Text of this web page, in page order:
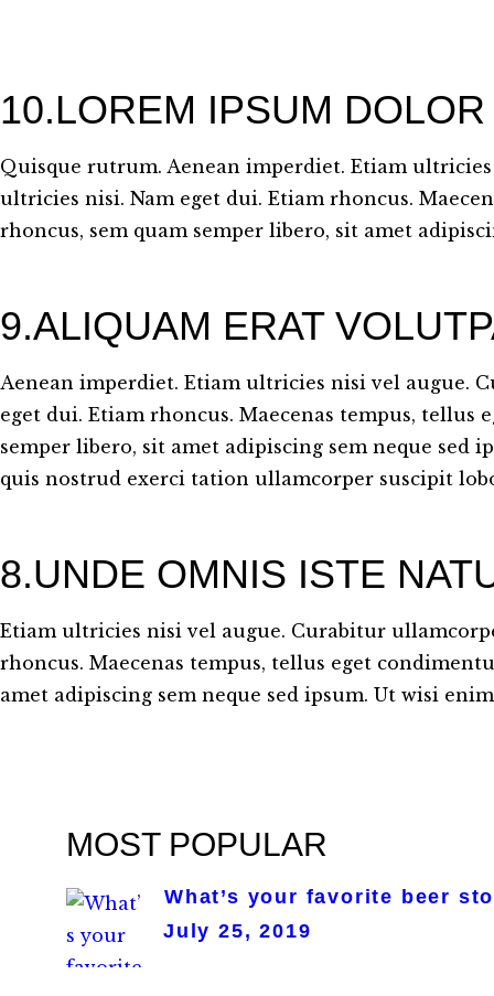
10.LOREM IPSUM
Quisque rutrum. Aenean imperdiet. Etiam
ultricies nisi. Nam eget dui. Etiam rhoncus.
rhoncus, sem quam semper libero, sit amet
9.ALIQUAM ERAT
Aenean imperdiet. Etiam ultricies nisi vel augue.
eget dui. Etiam rhoncus. Maecenas tempus, tellus
semper libero, sit amet adipiscing sem neque sed
quis nostrud exerci tation ullamcorper suscipit
8.UNDE OMNIS ISTE
Etiam ultricies nisi vel augue. Curabitur
rhoncus. Maecenas tempus, tellus eget
amet adipiscing sem neque sed ipsum. Ut wisi
MOST POPULAR
What’s your favorite beer
July 25, 2019